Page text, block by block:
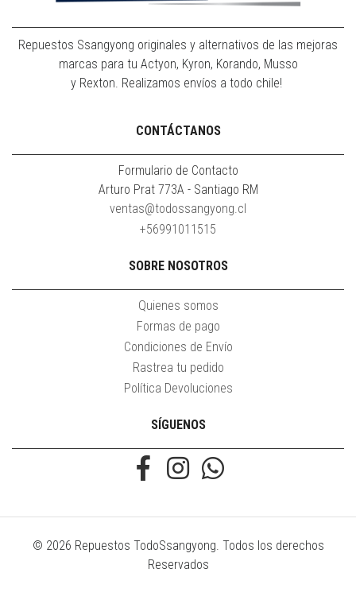
Repuestos Ssangyong originales y alternativos de las mejoras
marcas para tu Actyon, Kyron, Korando, Musso
y Rexton. Realizamos envíos a todo chile!
CONTÁCTANOS
Formulario de Contacto
Arturo Prat 773A - Santiago RM
ventas@todossangyong.cl
+56991011515
SOBRE NOSOTROS
Quienes somos
Formas de pago
Condiciones de Envío
Rastrea tu pedido
Política Devoluciones
SÍGUENOS
© 2026 Repuestos TodoSsangyong. Todos los derechos
Reservados